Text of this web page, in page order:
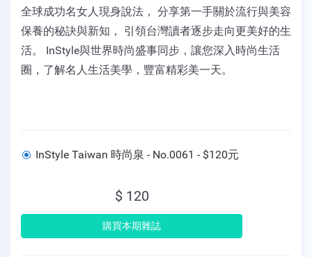
全球成功名女人現身說法， 分享第一手關於流行與美容
保養的秘訣與新知， 引領台灣讀者逐步走向更美好的生
活。 InStyle與世界時尚盛事同步，讓您深入時尚生活
圈，了解名人生活美學，豐富精彩美一天。
InStyle Taiwan 時尚泉 - No.0061 - $120元
$ 120